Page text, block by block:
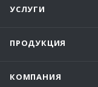
УСЛУГИ
ПРОДУКЦИЯ
КОМПАНИЯ